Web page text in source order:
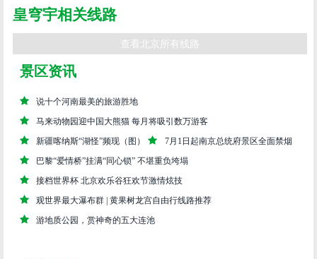
皇穹宇相关线路
查看北京所有线路
景区资讯
说十个河南最美的旅游胜地
马来动物园迎中国大熊猫 每月将吸引数万游客
新疆喀纳斯“湖怪”频现（图）
7月1日起南京总统府景区全面禁烟
巴黎“爱情桥”挂满“同心锁” 不堪重负垮塌
接档世界杯 北京欢乐谷狂欢节激情炫技
观世界最大瀑布群 | 黄果树龙宫自由行线路推荐
游地质公园，赏神奇的五大连池